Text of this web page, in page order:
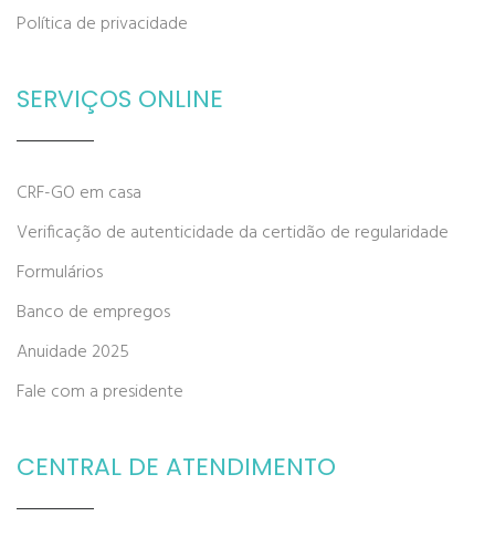
Política de privacidade
SERVIÇOS ONLINE
CRF-GO em casa
Verificação de autenticidade da certidão de regularidade
Formulários
Banco de empregos
Anuidade 2025
Fale com a presidente
CENTRAL DE ATENDIMENTO